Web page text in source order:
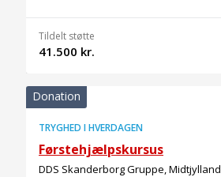
Tildelt støtte
41.500 kr.
Donation
TRYGHED I HVERDAGEN
Førstehjælpskursus
DDS Skanderborg Gruppe, Midtjylland